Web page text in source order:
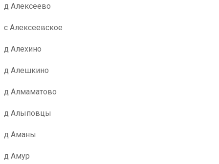
д Алексеево
с Алексеевское
д Алехино
д Алешкино
д Алмаматово
д Алыповцы
д Аманы
д Амур